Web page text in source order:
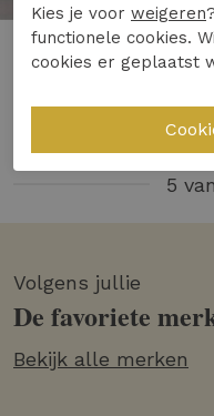
Studio Anneloes
149,95
5
Volgens jullie
De favoriete
Bekijk alle merken
Kies je voor weigeren
functionele cookies.
cookies er geplaatst